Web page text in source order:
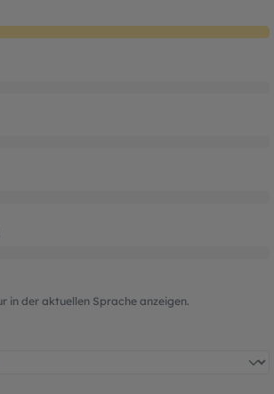
in der aktuellen Sprache anzeigen.